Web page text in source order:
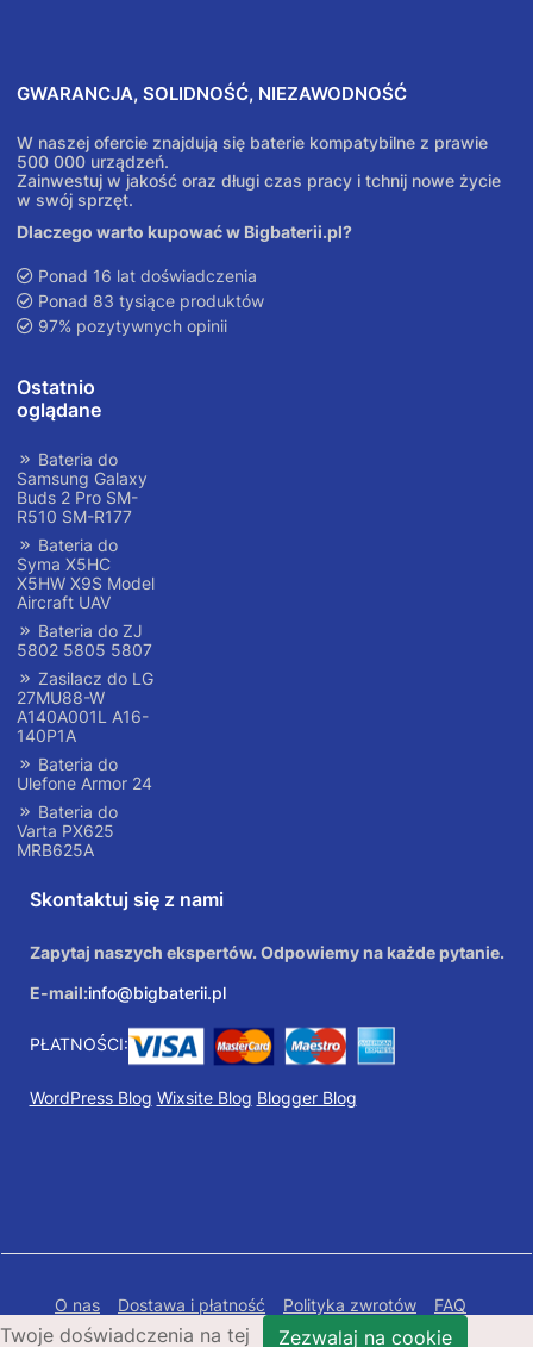
GWARANCJA, SOLIDNOŚĆ, NIEZAWODNOŚĆ
W naszej ofercie znajdują się baterie kompatybilne z prawie
500 000 urządzeń.
Zainwestuj w jakość oraz długi czas pracy i tchnij nowe życie
w swój sprzęt.
Dlaczego warto kupować w Bigbaterii.pl?
Ponad 16 lat doświadczenia
Ponad 83 tysiące produktów
97% pozytywnych opinii
Ostatnio
oglądane
Bateria do
Samsung Galaxy
Buds 2 Pro SM-
R510 SM-R177
Bateria do
Syma X5HC
X5HW X9S Model
Aircraft UAV
Bateria do ZJ
5802 5805 5807
Zasilacz do LG
27MU88-W
A140A001L A16-
140P1A
Bateria do
Ulefone Armor 24
Bateria do
Varta PX625
MRB625A
Skontaktuj się z nami
Zapytaj naszych ekspertów. Odpowiemy na każde pytanie.
E-mail:info@bigbaterii.pl
PŁATNOŚCI:
WordPress Blog Wixsite Blog Blogger Blog
O nas Dostawa i płatność Polityka zwrotów
FAQ
Polityka prywatności
Mapa Strony
Twoje doświadczenia na tej Zezwalaj na cookie